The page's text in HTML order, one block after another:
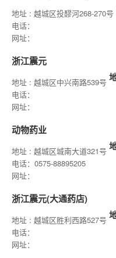
地址 : 越城区投醪河268-270号
电话：
网址：
浙江震元
地址 : 越城区中兴南路539号
电话：
网址：
动物药业
地址 : 越城区城南大道321号
电话：0575-88895205
网址：
浙江震元(大通药店)
地址 : 越城区胜利西路527号
电话：
网址：